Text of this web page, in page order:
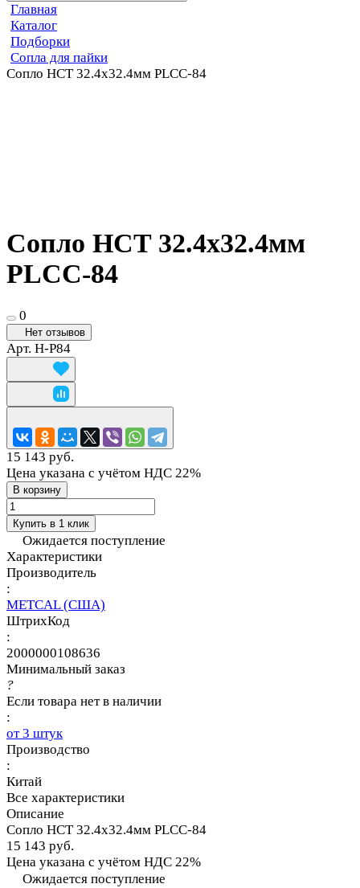
Главная
Каталог
Подборки
Сопла для пайки
Сопло HCT 32.4х32.4мм PLCC-84
Сопло HCT 32.4х32.4мм
PLCC-84
0
Нет отзывов
Арт. H-P84
15 143 руб.
Цена указана с учётом НДС 22%
В корзину
Купить в 1 клик
Ожидается поступление
Характеристики
Производитель
:
METCAL (США)
ШтрихКод
:
2000000108636
Минимальный заказ
?
Если товара нет в наличии
:
от 3 штук
Производство
:
Китай
Все характеристики
Описание
Сопло HCT 32.4х32.4мм PLCC-84
15 143 руб.
Цена указана с учётом НДС 22%
Ожидается поступление